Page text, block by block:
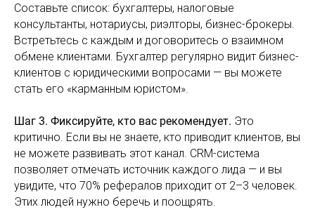
Составьте список: бухгалтеры, налоговые
консультанты, нотариусы, риэлторы, бизнес-брокеры.
Встретьтесь с каждым и договоритесь о взаимном
обмене клиентами. Бухгалтер регулярно видит бизнес-
клиентов с юридическими вопросами — вы можете
стать его «карманным юристом».
Шаг 3. Фиксируйте, кто вас рекомендует. Это
критично. Если вы не знаете, кто приводит клиентов, вы
не можете развивать этот канал. CRM-система
позволяет отмечать источник каждого лида — и вы
увидите, что 70% рефералов приходит от 2–3 человек.
Этих людей нужно беречь и поощрять.